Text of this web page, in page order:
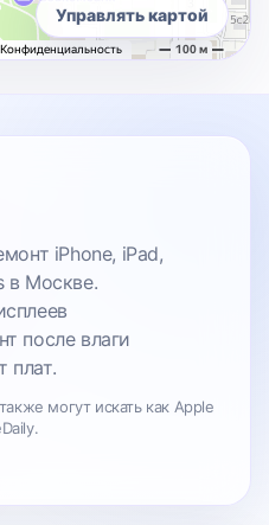
Управлять картой
iPhone, iPad,
в Москве.
после влаги
плат.
могут искать как Apple